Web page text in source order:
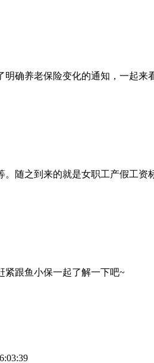
确养老保险变化的通知，一起来
随之到来的就是女职工产假工资
紧跟鱼小保一起了解一下吧~